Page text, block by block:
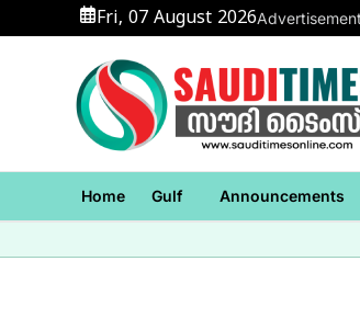
to
Fri, 07 August 2026Advertisement
Home Gulf Announcements